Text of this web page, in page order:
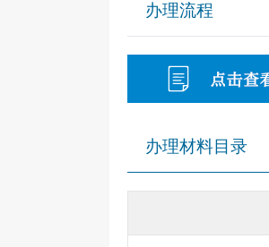
办理流程
办理材料目录